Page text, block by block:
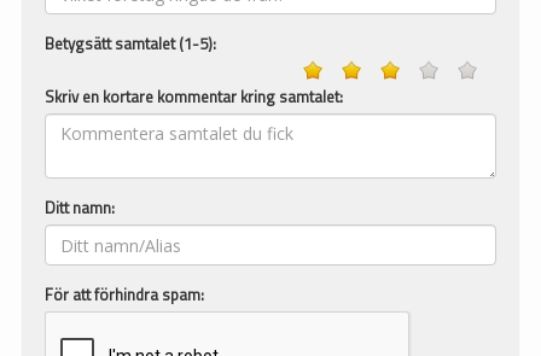
Betygsätt samtalet (1-5):
Skriv en kortare kommentar kring samtalet:
Ditt namn:
För att förhindra spam: